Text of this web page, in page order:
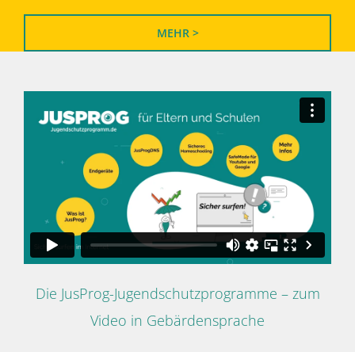
MEHR >
Die JusProg-Jugendschutzprogramme – zum
Video in Gebärdensprache